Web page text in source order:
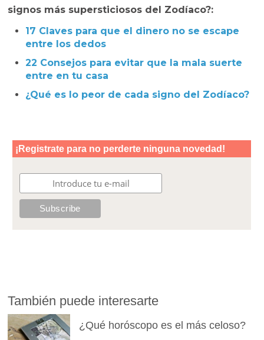
signos más supersticiosos del Zodíaco?:
17 Claves para que el dinero no se escape
entre los dedos
22 Consejos para evitar que la mala suerte
entre en tu casa
¿Qué es lo peor de cada signo del Zodíaco?
También puede interesarte
¿Qué horóscopo es el más celoso?